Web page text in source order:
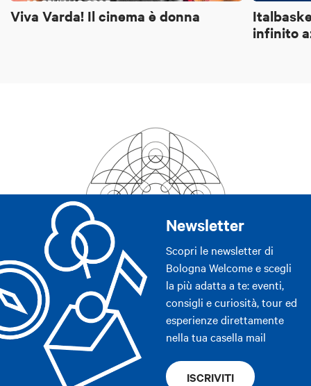
Viva Varda! Il cinema è donna
infinito
Newsletter
Scopri le newsletter di
Bologna Welcome e scegli
la più adatta a te: eventi,
consigli e curiosità, tour ed
esperienze direttamente
nella tua casella mail
ISCRIVITI